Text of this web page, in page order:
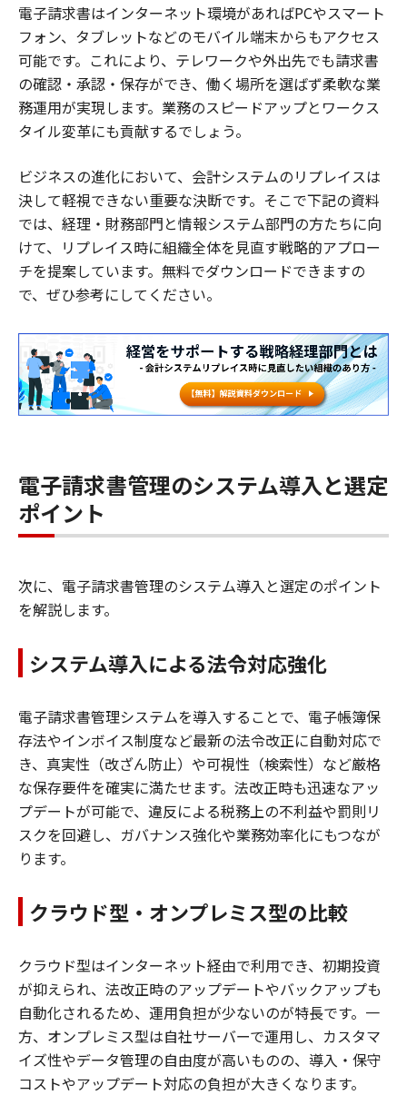
電子請求書はインターネット環境があればPCやスマート
フォン、タブレットなどのモバイル端末からもアクセス
可能です。これにより、テレワークや外出先でも請求書
の確認・承認・保存ができ、働く場所を選ばず柔軟な業
務運用が実現します。業務のスピードアップとワークス
タイル変革にも貢献するでしょう。
ビジネスの進化において、会計システムのリプレイスは
決して軽視できない重要な決断です。そこで下記の資料
では、経理・財務部門と情報システム部門の方たちに向
けて、リプレイス時に組織全体を見直す戦略的アプロー
チを提案しています。無料でダウンロードできますの
で、ぜひ参考にしてください。
電子請求書管理のシステム導入と選定
ポイント
次に、電子請求書管理のシステム導入と選定のポイント
を解説します。
システム導入による法令対応強化
電子請求書管理システムを導入することで、電子帳簿保
存法やインボイス制度など最新の法令改正に自動対応で
き、真実性（改ざん防止）や可視性（検索性）など厳格
な保存要件を確実に満たせます。法改正時も迅速なアッ
プデートが可能で、違反による税務上の不利益や罰則リ
スクを回避し、ガバナンス強化や業務効率化にもつなが
ります。
クラウド型・オンプレミス型の比較
クラウド型はインターネット経由で利用でき、初期投資
が抑えられ、法改正時のアップデートやバックアップも
自動化されるため、運用負担が少ないのが特長です。一
方、オンプレミス型は自社サーバーで運用し、カスタマ
イズ性やデータ管理の自由度が高いものの、導入・保守
コストやアップデート対応の負担が大きくなります。